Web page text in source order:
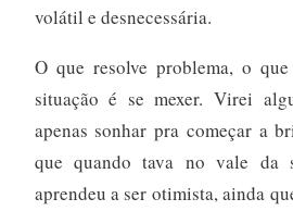
volátil e desnecessária.
O que resolve problema, o
situação é se mexer. Virei
apenas sonhar pra começar a
que quando tava no vale da
aprendeu a ser otimista, ainda